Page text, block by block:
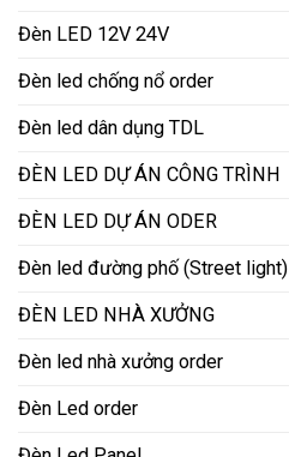
Đèn LED 12V 24V
Đèn led chống nổ order
Đèn led dân dụng TDL
ĐÈN LED DỰ ÁN CÔNG TRÌNH
ĐÈN LED DỰ ÁN ODER
Đèn led đường phố (Street light)
ĐÈN LED NHÀ XƯỞNG
Đèn led nhà xưởng order
Đèn Led order